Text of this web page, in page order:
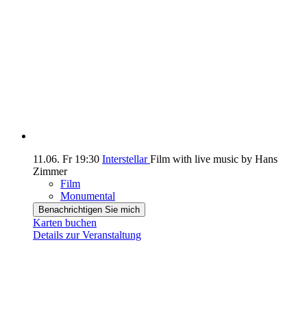
11.06. Fr 19:30 InterstellarFilm with live music by Hans
Zimmer
Film
Monumental
Benachrichtigen Sie mich
Karten buchen
Details zur Veranstaltung